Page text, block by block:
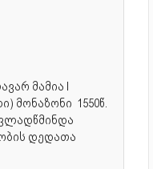
მამია I
მონაზონი 1550წ.
დედათა